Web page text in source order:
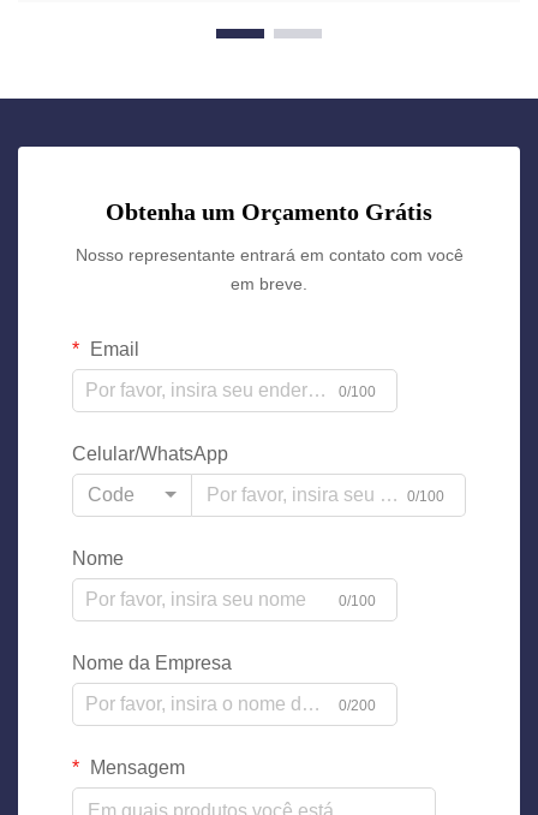
Obtenha um Orçamento Grátis
Nosso representante entrará em contato com você
em breve.
Email
0/100
Celular/WhatsApp
Code
0/100
Nome
0/100
Nome da Empresa
0/200
Mensagem